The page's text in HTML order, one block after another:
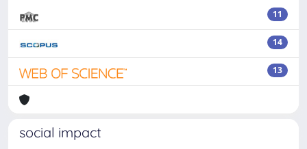
11
14
13
social impact